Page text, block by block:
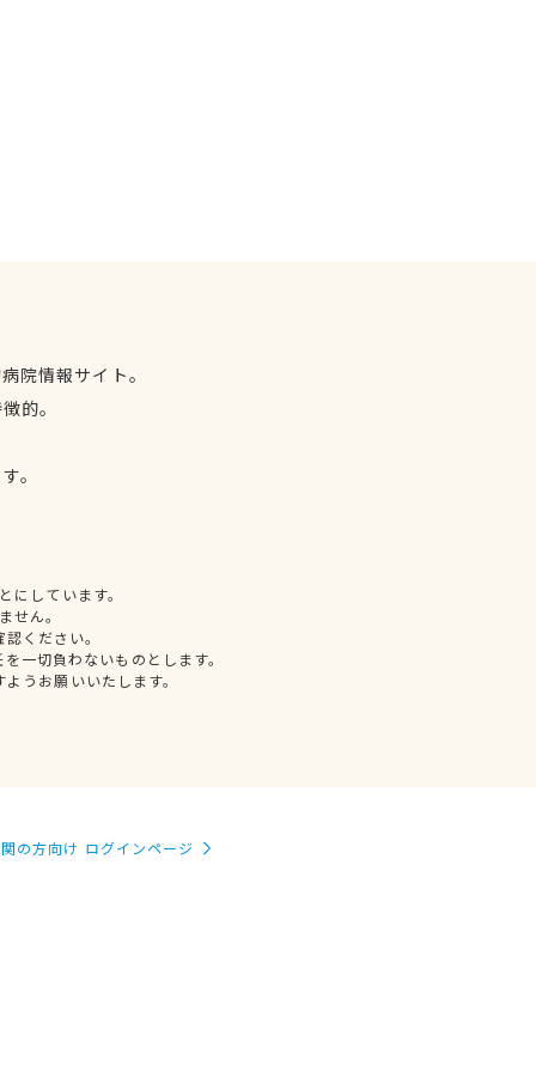
院情報サイト。
的。
。
しています。
せん。
ください。
一切負わないものとします。
うお願いいたします。
の方向け ログインページ